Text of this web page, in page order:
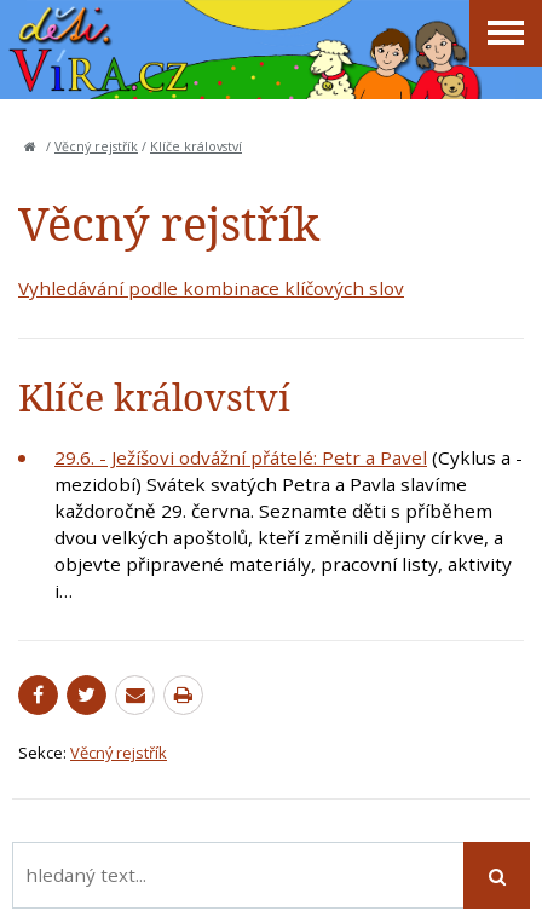
/ Věcný rejstřík / Klíče království
Věcný rejstřík
Vyhledávání podle kombinace klíčových slov
Klíče království
29.6. - Ježíšovi odvážní přátelé: Petr a Pavel (Cyklus a -
mezidobí) Svátek svatých Petra a Pavla slavíme
každoročně 29. června. Seznamte děti s příběhem
dvou velkých apoštolů, kteří změnili dějiny církve, a
objevte připravené materiály, pracovní listy, aktivity
i…
Sekce: Věcný rejstřík